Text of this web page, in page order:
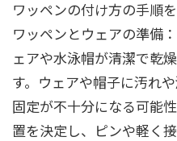
ワッペンの付け方の手順を
ワッペンとウェアの準備
ェアや水泳帽が清潔で乾
す。ウェアや帽子に汚れ
固定が不十分になる可能
置を決定し、ピンや軽く